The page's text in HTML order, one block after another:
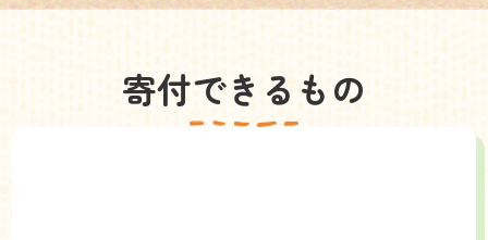
寄付できるもの